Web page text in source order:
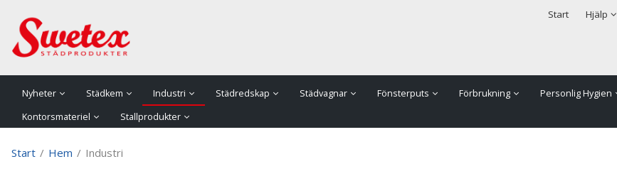
Start Hjälp
Säkerhet & Cookies
Nyheter Städkem Industri Städredskap Städvagnar Fönsterputs Förbrukning Personlig Hygien
Kontorsmateriel
Stallprodukter
Start / Hem / Industri